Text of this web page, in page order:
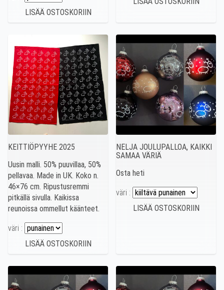
KEITTIÖPYYHE 2025
Uusin malli. 50% puuvillaa, 50%
pellavaa. Made in UK. Koko n.
46×76 cm. Ripustusremmi
pitkällä sivulla. Kaikissa
reunoissa ommellut käänteet.
väri :
NELJA JOULUPALLOA, KAIKKI
SAMAA VÄRIÄ
Osta heti
väri :